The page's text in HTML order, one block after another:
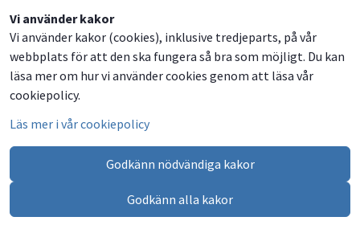
Vi använder kakor
Vi använder kakor (cookies), inklusive tredjeparts, på vår
webbplats för att den ska fungera så bra som möjligt. Du kan
läsa mer om hur vi använder cookies genom att läsa vår
cookiepolicy.
Läs mer i vår cookiepolicy
Godkänn nödvändiga kakor
Godkänn alla kakor
Dela
på
Facebook
Dela
på
Twitter
Dela
på
LinkedIn
Dela
via
email